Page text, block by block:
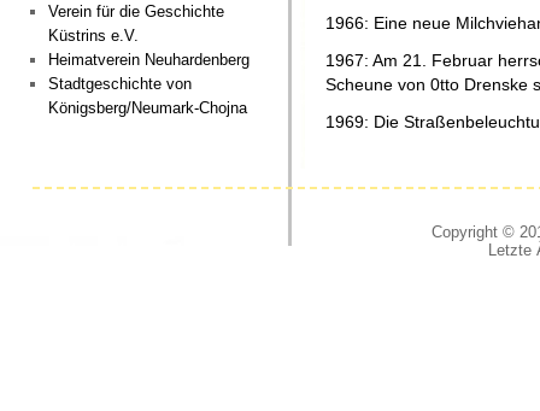
Verein für die Geschichte
Küstrins e.V.
Heimatverein Neuhardenberg
Stadtgeschichte von
Königsberg/Neumark-Chojna
1966: Eine neue
1967: Am 21. Februar
Scheune von 0tto Drenske
1969: Die
Copyright ©
Letzte